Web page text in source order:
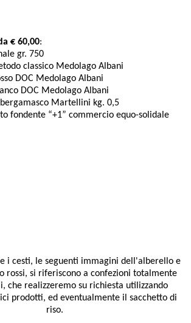
€ 60,00:
gr. 750
classico Medolago Albani
DOC Medolago Albani
DOC Medolago Albani
Martellini kg. 0,5
fondente “+1” commercio equo-solidale
i cesti, le seguenti immagini dell'alberello e
rossi, si riferiscono a confezioni totalmente
che realizzeremo su richiesta utilizzando
prodotti, ed eventualmente il sacchetto di
riso.